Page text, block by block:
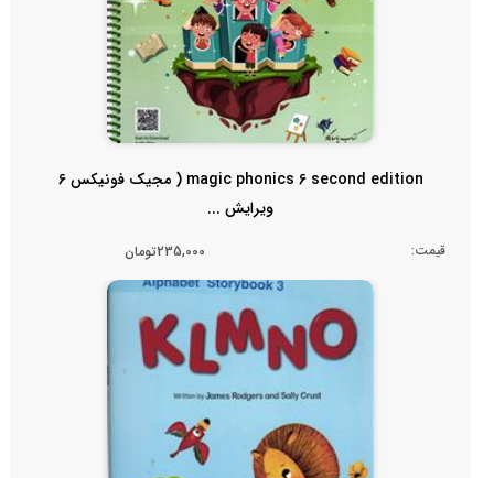
magic phonics 6 second edition ( مجیک فونیکس 6
ویرایش ...
قیمت: 235,000تومان